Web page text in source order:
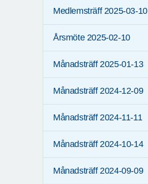
Medlemsträff 2025-03-10
Årsmöte 2025-02-10
Månadsträff 2025-01-13
Månadsträff 2024-12-09
Månadsträff 2024-11-11
Månadsträff 2024-10-14
Månadsträff 2024-09-09